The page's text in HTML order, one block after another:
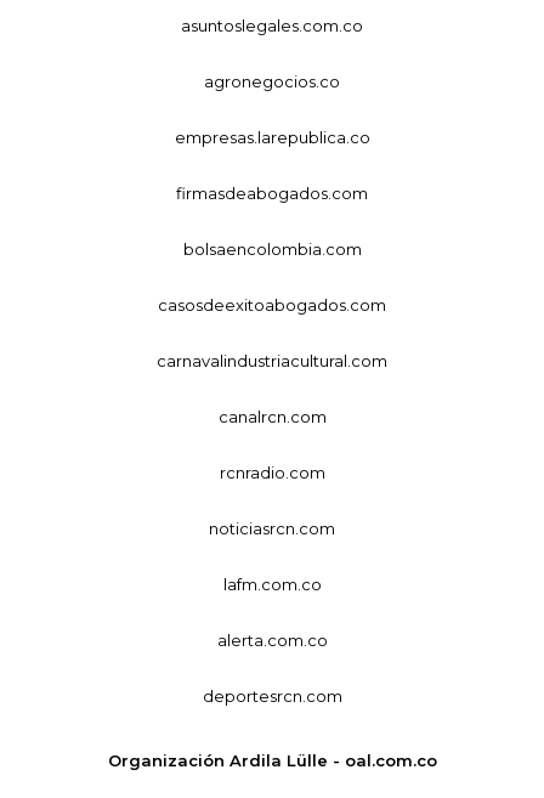
asuntoslegales.com.co
agronegocios.co
empresas.larepublica.co
firmasdeabogados.com
bolsaencolombia.com
casosdeexitoabogados.com
carnavalindustriacultural.com
canalrcn.com
rcnradio.com
noticiasrcn.com
lafm.com.co
alerta.com.co
deportesrcn.com
Organización Ardila Lülle - oal.com.co